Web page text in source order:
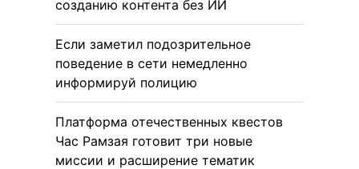
созданию контента без ИИ
Если заметил подозрительное
поведение в сети немедленно
информируй полицию
Платформа отечественных квестов
Час Рамзая готовит три новые
миссии и расширение тематик